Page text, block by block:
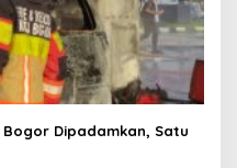
Bogor Dipadamkan, Satu